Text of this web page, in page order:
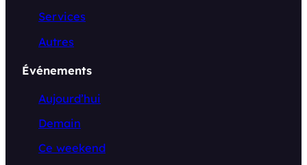
Services
Autres
Événements
Aujourd’hui
Demain
Ce weekend